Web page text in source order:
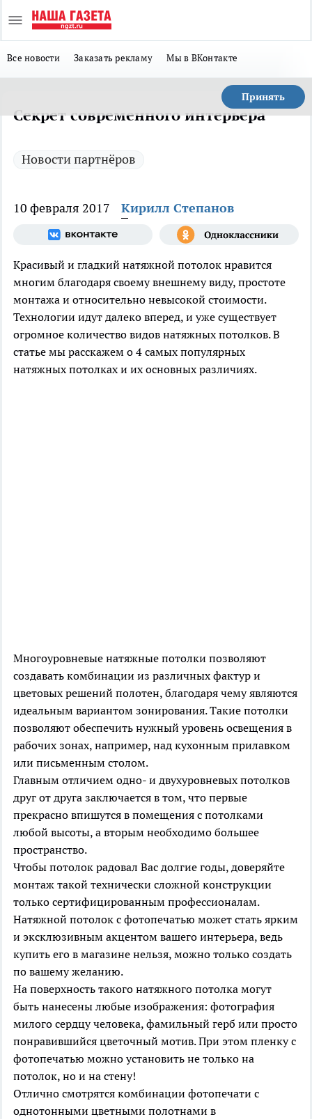
Все новости Заказать рекламу Мы в ВКонтакте
Принять
Секрет современного интерьера
Новости партнёров
10 февраля 2017 Кирилл Степанов
Красивый и гладкий натяжной потолок нравится
многим благодаря своему внешнему виду, простоте
монтажа и относительно невысокой стоимости.
Технологии идут далеко вперед, и уже существует
огромное количество видов натяжных потолков. В
статье мы расскажем о 4 самых популярных
натяжных потолках и их основных различиях.
Многоуровневые натяжные потолки позволяют
создавать комбинации из различных фактур и
цветовых решений полотен, благодаря чему являются
идеальным вариантом зонирования. Такие потолки
позволяют обеспечить нужный уровень освещения в
рабочих зонах, например, над кухонным прилавком
или письменным столом.
Главным отличием одно- и двухуровневых потолков
друг от друга заключается в том, что первые
прекрасно впишутся в помещения с потолками
любой высоты, а вторым необходимо большее
пространство.
Чтобы потолок радовал Вас долгие годы, доверяйте
монтаж такой технически сложной конструкции
только сертифицированным профессионалам.
Натяжной потолок с фотопечатью может стать ярким
и эксклюзивным акцентом вашего интерьера, ведь
купить его в магазине нельзя, можно только создать
по вашему желанию.
На поверхность такого натяжного потолка могут
быть нанесены любые изображения: фотография
милого сердцу человека, фамильный герб или просто
понравившийся цветочный мотив. При этом пленку с
фотопечатью можно установить не только на
потолок, но и на стену!
Отлично смотрятся комбинации фотопечати с
однотонными цветными полотнами в